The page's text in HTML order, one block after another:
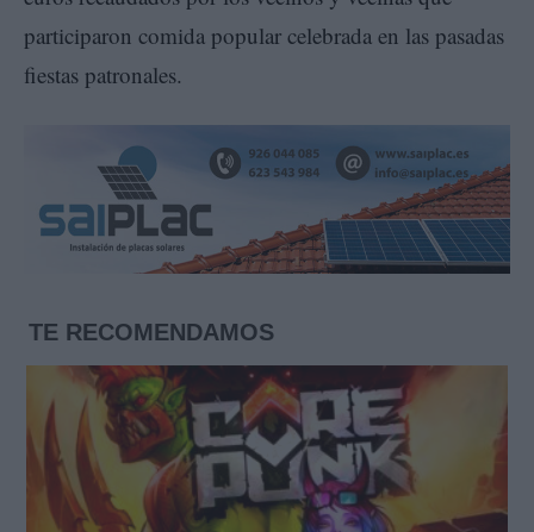
participaron comida popular celebrada en las pasadas
fiestas patronales.
TE RECOMENDAMOS